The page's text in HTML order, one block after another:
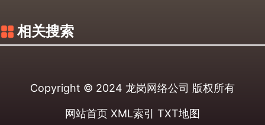
相关搜索
Copyright © 2024 龙岗网络公司 版权所有
网站首页 XML索引 TXT地图